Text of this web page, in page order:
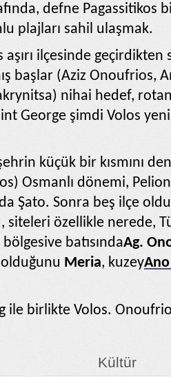
defne Pagassitikos
plajları sahil ulaşmak.
aşırı ilçesinde geçirdikten
başlar (Aziz Onoufrios,
nihai hedef,
George şimdi Volos
küçük bir kısmını
Osmanlı dönemi,
Şato. Sonra beş ilçe
siteleri özellikle nerede,
bölgesive batısındaAg.
Meria, kuzey
ile birlikte Volos.
Kültür